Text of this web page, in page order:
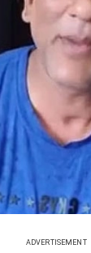
ADVERTISEMENT